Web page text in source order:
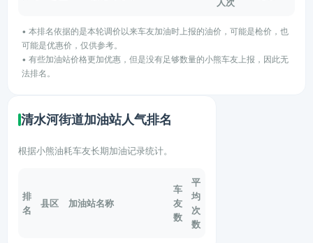
• 本排名依据的是本轮调价以来车友加油时上报的油价，可能是枪价，也
可能是优惠价，仅供参考。
• 有些加油站价格更加优惠，但是没有足够数量的小熊车友上报，因此无
法排名。
清水河街道加油站人气排名
根据小熊油耗车友长期加油记录统计。
排
名
县区 加油站名称
车
友
数
平
均
次
数